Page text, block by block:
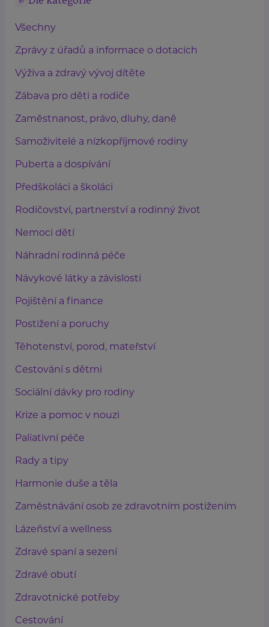
Všechny
Zprávy z úřadů a informace o dotacích
Výživa a zdravý vývoj dítěte
Zábava pro děti a rodiče
Zaměstnanost, právo, dluhy, daně
Samoživitelé a nízkopříjmové rodiny
Puberta a dospívání
Předškoláci a školáci
Rodičovství, partnerství a rodinný život
Nemoci dětí
Náhradní rodinná péče
Návykové látky a závislosti
Pojištění a finance
Postižení a poruchy
Těhotenství, porod, mateřství
Cestování s dětmi
Sociální dávky pro rodiny
Krize a pomoc v nouzi
Paliativní péče
Rady a tipy
Harmonie duše a těla
Zaměstnávání osob ze zdravotním postižením
Lázeňství a wellness
Zdravé spaní a sezení
Zdravé obutí
Zdravotnické potřeby
Cestování